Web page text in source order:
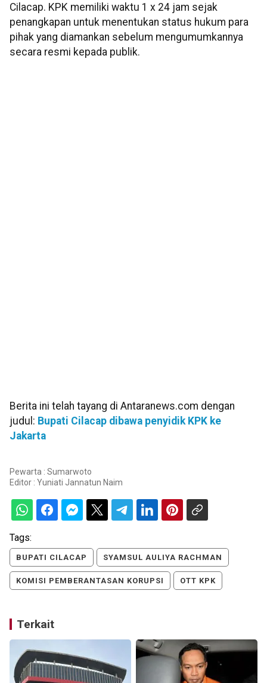
Cilacap. KPK memiliki waktu 1 x 24 jam sejak
penangkapan untuk menentukan status hukum para
pihak yang diamankan sebelum mengumumkannya
secara resmi kepada publik.
Berita ini telah tayang di Antaranews.com dengan
judul: Bupati Cilacap dibawa penyidik KPK ke
Jakarta
Pewarta : Sumarwoto
Editor : Yuniati Jannatun Naim
Tags:
BUPATI CILACAP SYAMSUL AULIYA RACHMAN
KOMISI PEMBERANTASAN KORUPSI OTT KPK
Terkait